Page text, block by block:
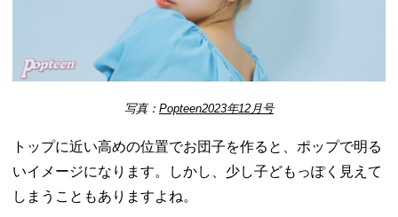
写真： Popteen2023年12月号
トップに近い高めの位置でお団子を作ると、ポップで明る
いイメージになります。しかし、少し子どもっぽく見えて
しまうこともありますよね。